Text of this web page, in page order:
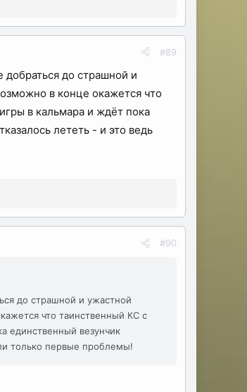
#89
до страшной и
в конце окажется что
в кальмара и ждёт пока
лететь - и это ведь
#90
до страшной и ужастной
что таинственный КС с
единственный везунчик
только первые проблемы!